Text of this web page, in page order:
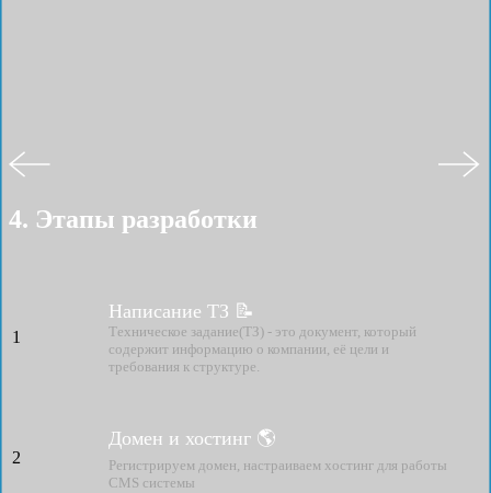
4. Этапы разработки
1
Написание ТЗ 📝
Техническое задание(ТЗ) - это документ, который
содержит информацию о компании, её цели и
требования к структуре.
2
Домен и хостинг 🌎
Регистрируем домен, настраиваем хостинг для работы
CMS системы